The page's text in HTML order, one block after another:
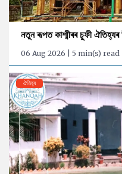
নতুন ৰূপত কাশ্মীৰৰ চুফী
06 Aug 2026 | 5 min(s) read
ঐতিহ্য